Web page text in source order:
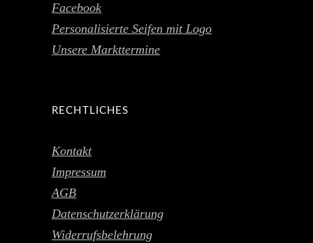
Facebook
Personalisierte Seifen mit Logo
Unsere Markttermine
RECHTLICHES
Kontakt
Impressum
AGB
Datenschutzerklärung
Widerrufsbelehrung